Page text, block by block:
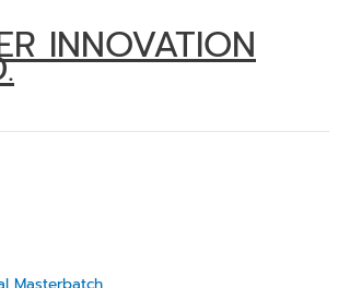
INNOVATION